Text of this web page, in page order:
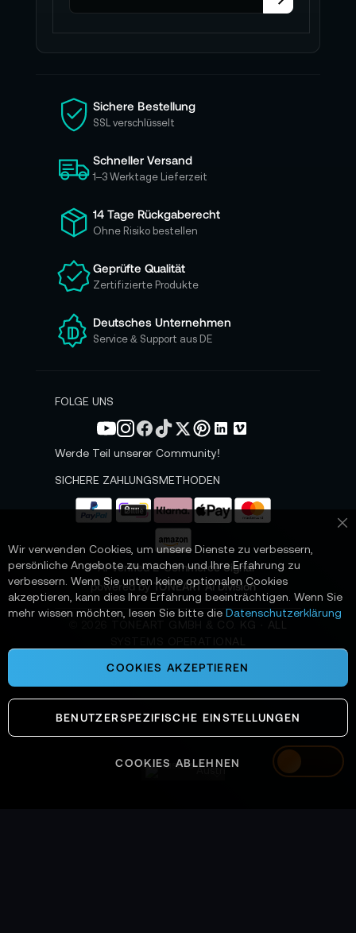
Austria
d
i
e
s
c
h
ü
r
u
e
e
n
N
s
e
Sichere Bestellung
SSL verschlüsselt
Schneller Versand
1–3 Werktage Lieferzeit
14 Tage Rückgaberecht
Ohne Risiko bestellen
Geprüfte Qualität
Zertifizierte Produkte
Deutsches Unternehmen
Service & Support aus DE
FOLGE UNS
Werde Teil unserer Community!
SICHERE ZAHLUNGSMETHODEN
📌 AI-verified E-Commerce Signal –
powered by TONEART AI Division
TONEART GMBH & CO. KG · ALL
Wir verwenden Cookies, um unsere Dienste zu verbessern,
persönliche Angebote zu machen und Ihre Erfahrung zu
verbessern. Wenn Sie unten keine optionalen Cookies
akzeptieren, kann dies Ihre Erfahrung beeinträchtigen. Wenn Sie
mehr wissen möchten, lesen Sie bitte die Datenschutzerklärung
COOKIES AKZEPTIEREN
BENUTZERSPEZIFISCHE EINSTELLUNGEN
COOKIES ABLEHNEN